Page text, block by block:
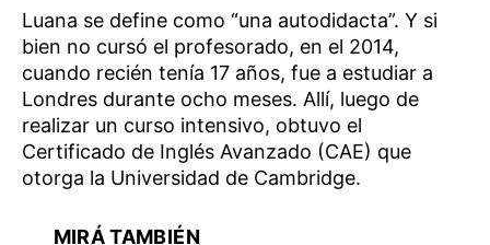
Luana se define como “una autodidacta”. Y si
bien no cursó el profesorado, en el 2014,
cuando recién tenía 17 años, fue a estudiar a
Londres durante ocho meses. Allí, luego de
realizar un curso intensivo, obtuvo el
Certificado de Inglés Avanzado (CAE) que
otorga la Universidad de Cambridge.